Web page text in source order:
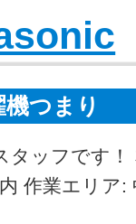
つまり
ッフです！
作業エリア: